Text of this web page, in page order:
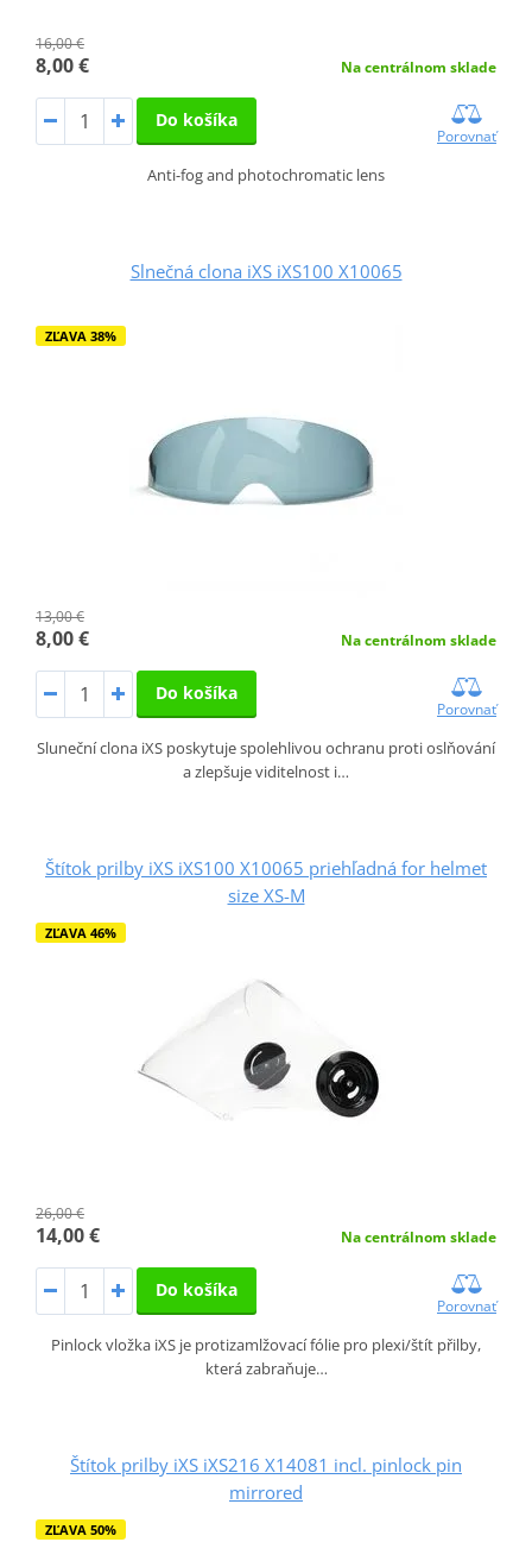
16,00 €
8,00 € Na centrálnom sklade
Do košíka
Porovnať
Anti-fog and photochromatic lens
Slnečná clona iXS iXS100 X10065
ZĽAVA 38%
13,00 €
8,00 € Na centrálnom sklade
Do košíka
Porovnať
Sluneční clona iXS poskytuje spolehlivou ochranu proti oslňování
a zlepšuje viditelnost i…
Štítok prilby iXS iXS100 X10065 priehľadná for helmet
size XS-M
ZĽAVA 46%
26,00 €
14,00 € Na centrálnom sklade
Do košíka
Porovnať
Pinlock vložka iXS je protizamlžovací fólie pro plexi/štít přilby,
která zabraňuje…
Štítok prilby iXS iXS216 X14081 incl. pinlock pin
mirrored
ZĽAVA 50%